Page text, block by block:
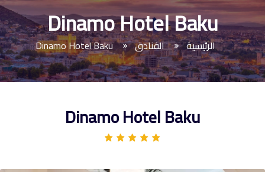
Dinamo Hotel Baku
الرئيسية الفنادق Dinamo Hotel Baku
Dinamo Hotel Baku